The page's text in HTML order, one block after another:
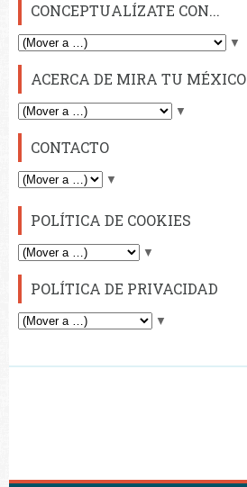
CONCEPTUALÍZATE CON...
▼
ACERCA DE MIRA TU MÉXICO
▼
CONTACTO
▼
POLÍTICA DE COOKIES
▼
POLÍTICA DE PRIVACIDAD
▼